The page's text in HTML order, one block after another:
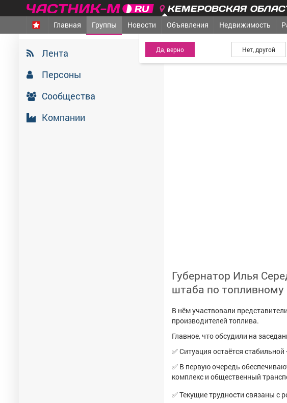
КЕМЕРОВСКАЯ
МЕЖДУРЕЧЕНСК - Ваш город?
Главная Группы Новости Объявления Недвижимость
Лента
Персоны
Сообщества
Компании
Мыски Медиа, медиакомпания
Губернатор Илья
штаба по
В нём участвовали
производителей топлива.
Главное, что обсудили на
✅ Ситуация остаётся
✅ В первую очередь
комплекс и общественный
✅ Текущие трудности связаны с